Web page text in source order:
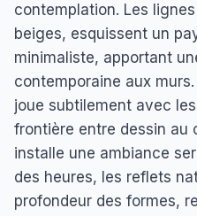
contemplation. Les
beiges, esquissent un
minimaliste, apportant
contemporaine aux
joue subtilement avec
frontière entre dessin au
installe une ambiance
des heures, les reflets
profondeur des formes,